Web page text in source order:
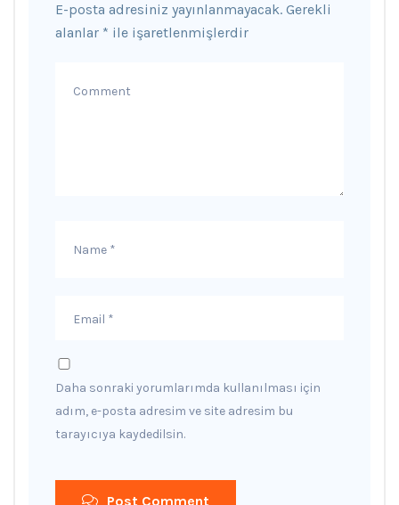
E-posta adresiniz yayınlanmayacak. Gerekli
alanlar * ile işaretlenmişlerdir
Daha sonraki yorumlarımda kullanılması için
adım, e-posta adresim ve site adresim bu
tarayıcıya kaydedilsin.
Post Comment